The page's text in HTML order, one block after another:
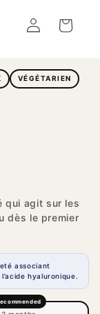
Log
in
Cart
VÉGÉTARIEN
qui agit sur les
dès le premier
associant
hyaluronique.